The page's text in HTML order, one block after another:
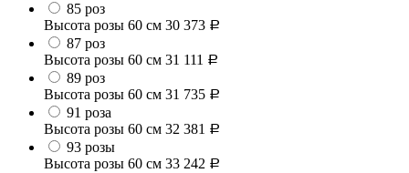
85 роз
Высота розы 60 см 30 373 Р
87 роз
Высота розы 60 см 31 111 Р
89 роз
Высота розы 60 см 31 735 Р
91 роза
Высота розы 60 см 32 381 Р
93 розы
Высота розы 60 см 33 242 Р